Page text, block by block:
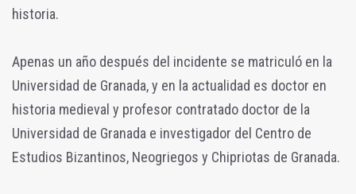
historia.
Apenas un año después del incidente se matriculó en la
Universidad de Granada, y en la actualidad es doctor en
historia medieval y profesor contratado doctor de la
Universidad de Granada e investigador del Centro de
Estudios Bizantinos, Neogriegos y Chipriotas de Granada.